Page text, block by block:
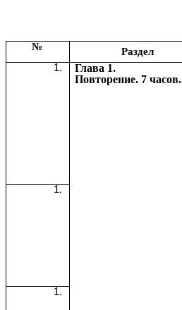
№
Раздел
Глава 1.
Повторение. 7 часов.